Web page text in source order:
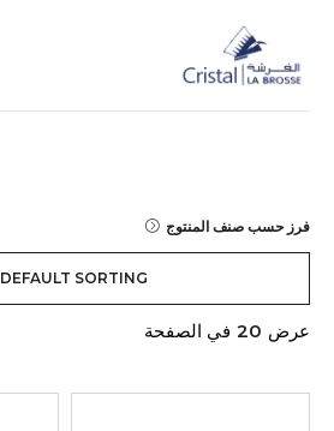
فرز حسب صنف المنتوج
DEFAULT SORTING
عرض 20 في الصفحة